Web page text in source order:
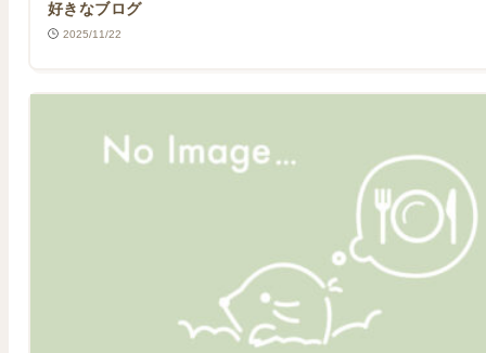
好きなブログ
2025/11/22